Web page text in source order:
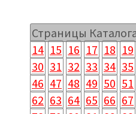
Страницы
14 15 16 17 18 19
30 31 32 33 34 35
46 47 48 49 50 51
62 63 64 65 66 67